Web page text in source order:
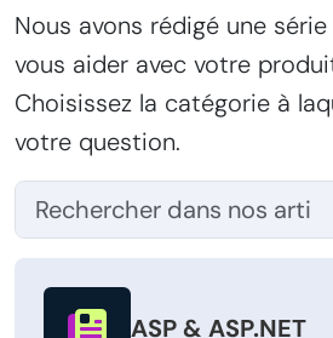
Nous avons rédigé une
vous aider avec votre
Choisissez la catégorie à
votre question.
ASP & ASP.NET